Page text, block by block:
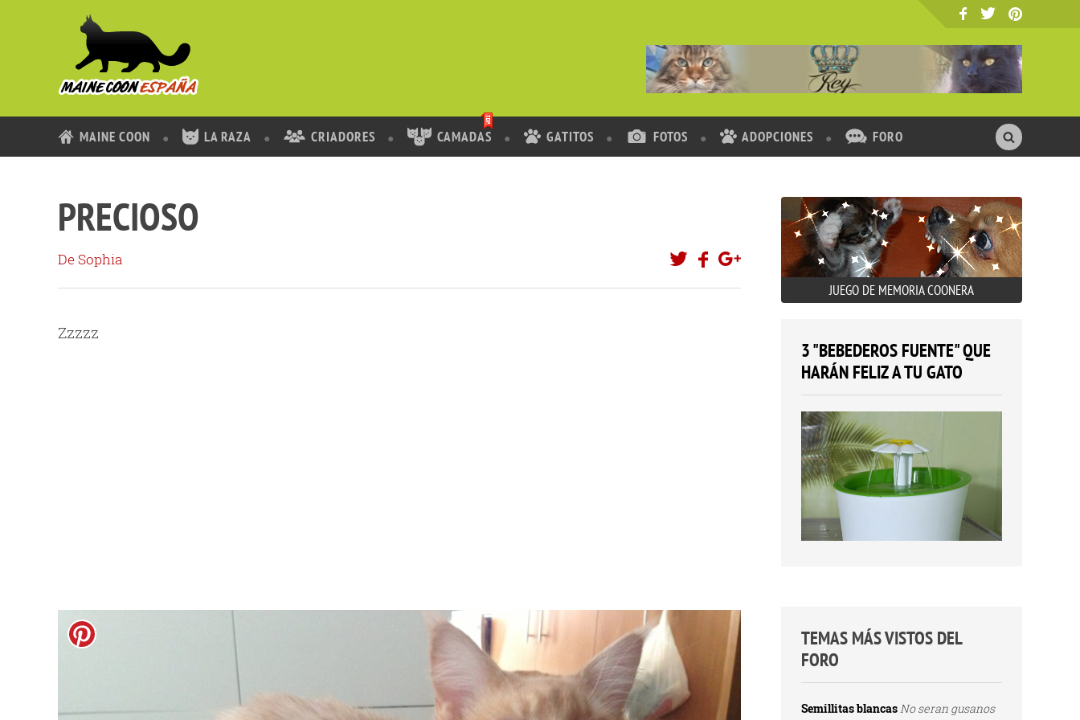
MAINE COON LA RAZA CRIADORES CAMADAS GATITOS FOTOS ADOPCIONES FORO
PRECIOSO
De Sophia
Zzzzz
JUEGO DE MEMORIA COONERA
3 "BEBEDEROS FUENTE" QUE
HARÁN FELIZ A TU GATO
TEMAS MÁS VISTOS DEL
FORO
Semillitas blancasNo seran gusanos